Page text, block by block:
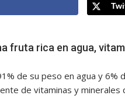
fruta rica en agua,
de su peso en agua y 6%
de vitaminas y minerales